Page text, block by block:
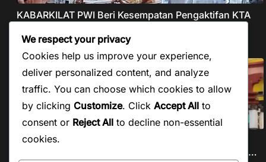
KABARKILAT PWI Beri Kesempatan Pengaktifan KTA
Agustus 7, 2026
KABARKILAT Menjelang Pilkades Serentak, Kades
We respect your privacy
Cookies help us improve your experience,
deliver personalized content, and analyze
traffic. You can choose which cookies to allow
by clicking Customize. Click Accept All to
consent or Reject All to decline non-essential
cookies.